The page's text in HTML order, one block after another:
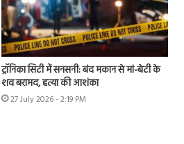
ट्रॉनिका सिटी में सनसनी: बंद मकान से मां-बेटी के
शव बरामद, हत्या की आशंका
27 July 2026 - 2:19 PM